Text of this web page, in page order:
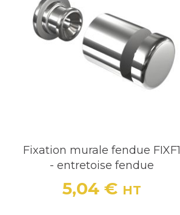
Fixation murale fendue FIXF1
- entretoise fendue
Prix
5,04 € HT